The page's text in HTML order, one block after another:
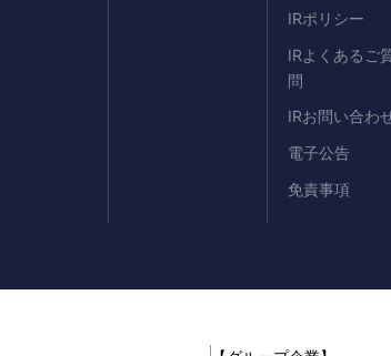
IRポリシー
IRよくあるご
問
IRお問い合わ
電子公告
免責事項